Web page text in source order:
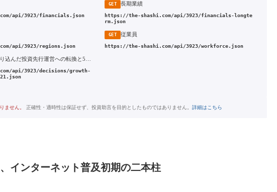
api/3923/financials.json
GET 長期業績
https://the-shashi.com/api/3923/financials-longte
rm.json
api/3923/regions.json
GET 従業員
https://the-shashi.com/api/3923/workforce.json
api/3923/decisions/growth-
ません。 正確性・適時性は保証せず、投資助言を目的としたものではありません。 詳細はこちら
インターネット普及初期の二本柱